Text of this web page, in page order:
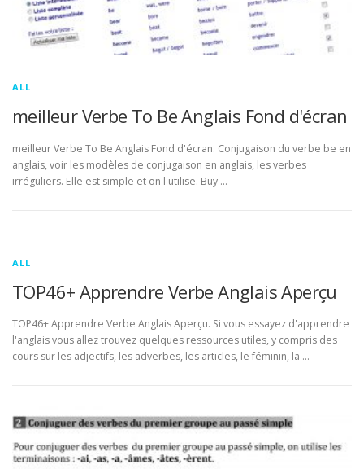
ALL
meilleur Verbe To Be Anglais Fond d'écran
meilleur Verbe To Be Anglais Fond d'écran. Conjugaison du verbe be en
anglais, voir les modèles de conjugaison en anglais, les verbes
irréguliers. Elle est simple et on l'utilise. Buy …
ALL
TOP46+ Apprendre Verbe Anglais Aperçu
TOP46+ Apprendre Verbe Anglais Aperçu. Si vous essayez d'apprendre
l'anglais vous allez trouvez quelques ressources utiles, y compris des
cours sur les adjectifs, les adverbes, les articles, le féminin, la …